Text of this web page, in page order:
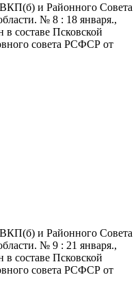
и Районного Совета
№ 8 : 18 января.,
в составе Псковской
совета РСФСР от
и Районного Совета
№ 9 : 21 января.,
в составе Псковской
совета РСФСР от